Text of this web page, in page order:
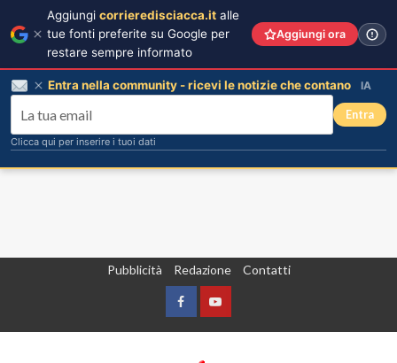
Pubblicità Redazione Contatti
FacebookYountube
Aggiungi corrieredisciacca.it alle
tue fonti preferite su Google per
restare sempre informato
Aggiungi ora
Entra nella community - ricevi le notizie che contano IA
Entra
Clicca qui per inserire i tuoi dati